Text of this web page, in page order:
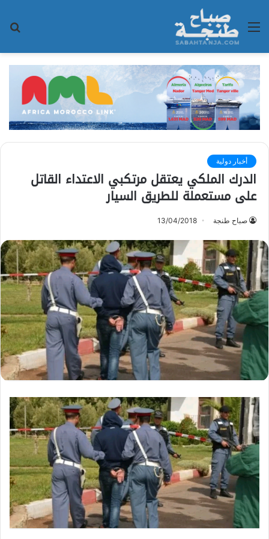
القائمة
أخبار دولية
الدرك الملكي يعتقل مرتكبي الاعتداء القاتل
على مستعملة للطريق السيار
صباح طنجة 13/04/2018